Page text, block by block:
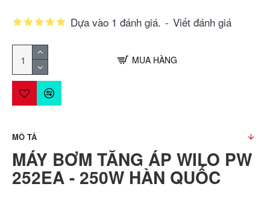
Dựa vào 1 đánh giá. - Viết đánh giá
MUA HÀNG
MÔ TẢ
MÁY BƠM TĂNG ÁP WILO PW
252EA - 250W HÀN QUỐC